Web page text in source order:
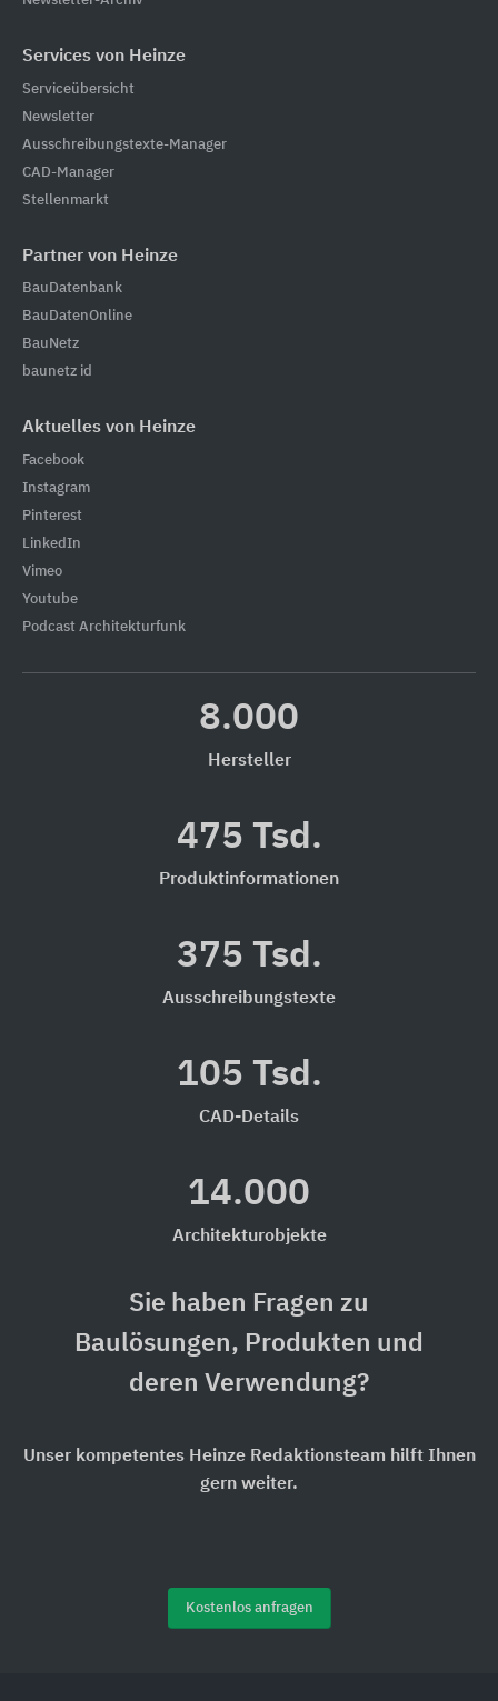
Services von Heinze
Serviceübersicht
Newsletter
Ausschreibungstexte-Manager
CAD-Manager
Stellenmarkt
Partner von Heinze
BauDatenbank
BauDatenOnline
BauNetz
baunetz id
Aktuelles von Heinze
Facebook
Instagram
Pinterest
LinkedIn
Vimeo
Youtube
Podcast Architekturfunk
8.000
Hersteller
475 Tsd.
Produktinformationen
375 Tsd.
Ausschreibungstexte
105 Tsd.
CAD-Details
14.000
Architekturobjekte
Sie haben Fragen zu
Baulösungen, Produkten und
deren Verwendung?
Unser kompetentes Heinze Redaktionsteam hilft Ihnen
gern weiter.
Kostenlos anfragen